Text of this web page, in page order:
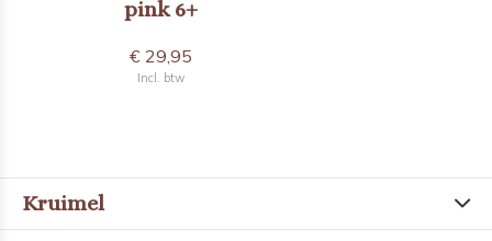
pink 6+
€ 29,95
Incl. btw
Kruimel